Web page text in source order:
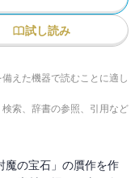
試し読み
えた機器で読むことに適し
索、辞書の参照、引用など
魔の宝石」の贋作を作